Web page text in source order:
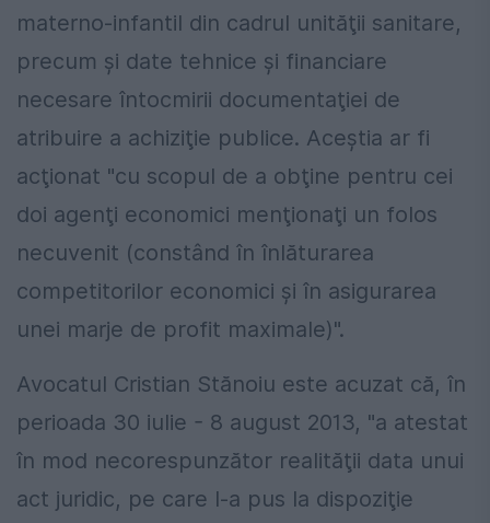
materno-infantil din cadrul unităţii sanitare,
precum şi date tehnice şi financiare
necesare întocmirii documentaţiei de
atribuire a achiziţie publice. Aceştia ar fi
acţionat "cu scopul de a obţine pentru cei
doi agenţi economici menţionaţi un folos
necuvenit (constând în înlăturarea
competitorilor economici şi în asigurarea
unei marje de profit maximale)".
Avocatul Cristian Stănoiu este acuzat că, în
perioada 30 iulie - 8 august 2013, "a atestat
în mod necorespunzător realităţii data unui
act juridic, pe care l-a pus la dispoziţie